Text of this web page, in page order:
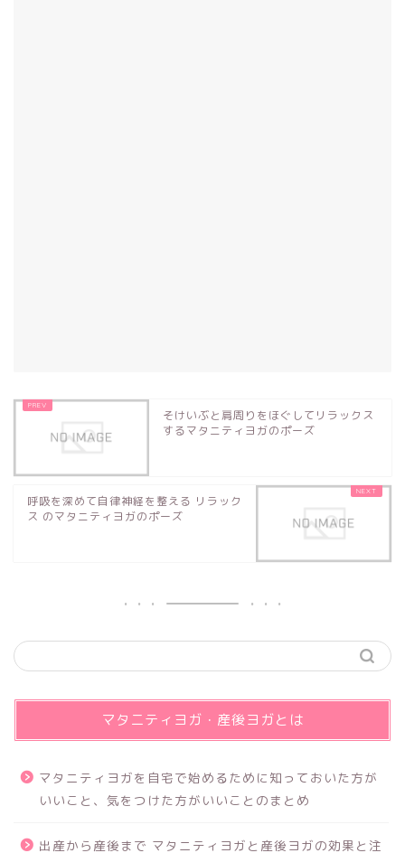
そけいぶと肩周りをほぐしてリラックス
するマタニティヨガのポーズ
呼吸を深めて自律神経を整える リラック
ス のマタニティヨガのポーズ
マタニティヨガ・産後ヨガとは
マタニティヨガを自宅で始めるために知っておいた方が
いいこと、気をつけた方がいいことのまとめ
出産から産後まで マタニティヨガと産後ヨガの効果と注